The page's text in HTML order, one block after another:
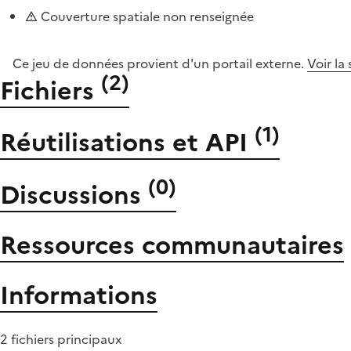
Couverture spatiale non renseignée
Ce jeu de données provient d'un portail externe. Voir la
Fichiers (2)
Réutilisations et API (1)
Discussions (0)
Ressources communautaires
Informations
2 fichiers principaux